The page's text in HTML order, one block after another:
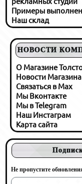
Примеры
Наш склад
НОВОСТИ
О Магазине
Новости
Связаться в Max
Мы Вконтакте
Мы в Telegram
Наш Инстаграм
Карта сайта
Не пропустите
Your